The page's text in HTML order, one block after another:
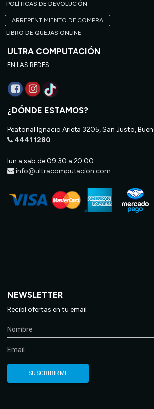
POLÍTICAS DE DEVOLUCIÓN
ARREPENTIMIENTO DE COMPRA
LIBRO DE QUEJAS ONLINE
ULTRA COMPUTACIÓN
EN LAS REDES
¿DÓNDE ESTAMOS?
Peatonal Ignacio Arieta 3205, San Justo,
4441 1280
lun a sab de 09:30 a 20:00
info@ultracomputacion.com
NEWSLETTER
Recibí ofertas en tu email